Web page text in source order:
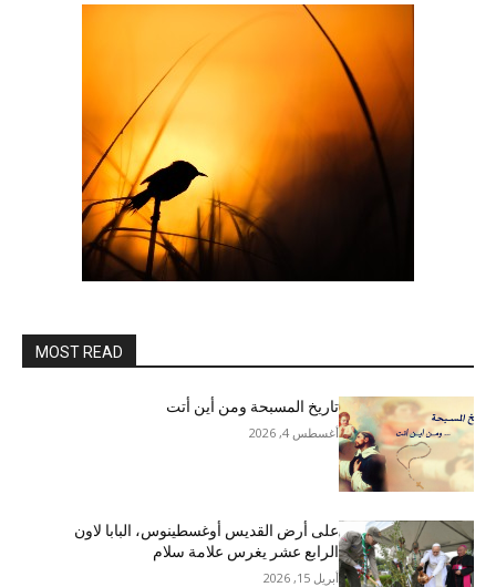
MOST READ
تاريخ المسبحة ومن أين أتت
أغسطس 4, 2026
على أرض القديس أوغسطينوس، البابا لاون
الرابع عشر يغرس علامة سلام
أبريل 15, 2026